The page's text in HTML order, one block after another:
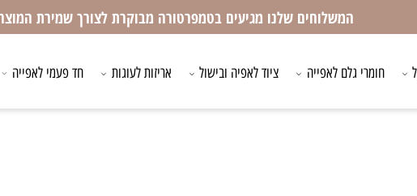
המשלוחים שלנו מגיעים בטמפרטורה מבוקרת לצורך שמירת המוצרים
חומרי גלם לאפייה ציוד לאפיה ובישול אריזות לעוגות חד פעמי לאפייה